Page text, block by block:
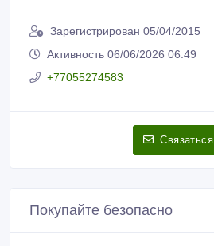
Зарегистрирован 05/04/2015
Активность 06/06/2026 06:49
+77055274583
Связаться
Покупайте безопасно